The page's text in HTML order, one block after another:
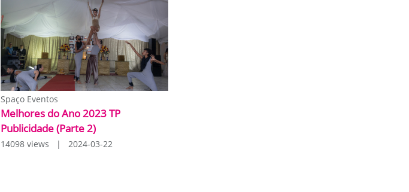
Spaço Eventos
Melhores do Ano 2023 TP
Publicidade (Parte 2)
14098 views | 2024-03-22